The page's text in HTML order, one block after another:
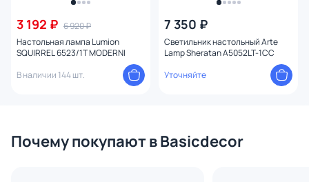
3 192 ₽ 6 920 ₽
Настольная лампа Lumion
SQUIRREL 6523/1T MODERNI
В наличии 144 шт.
7 350 ₽
Светильник настольный Arte
Lamp Sheratan A5052LT-1CC
Уточняйте
Почему покупают в Basicdecor